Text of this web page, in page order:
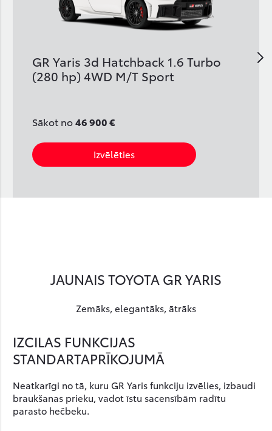
GR Yaris 3d Hatchback 1.6 Turbo
(280 hp) 4WD M/T Sport
Sākot no46 900 €
Izvēlēties
JAUNAIS TOYOTA GR YARIS
Zemāks, elegantāks, ātrāks
IZCILAS FUNKCIJAS
STANDARTAPRĪKOJUMĀ
Neatkarīgi no tā, kuru GR Yaris funkciju izvēlies, izbaudi
braukšanas prieku, vadot īstu sacensībām radītu
parasto hečbeku.